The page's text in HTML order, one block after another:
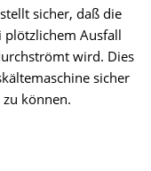
sicher, daß die
plötzlichem Ausfall
wird. Dies
sicher
können.